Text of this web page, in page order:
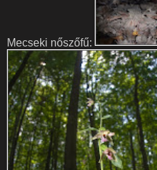
Mecseki nőszőfű: